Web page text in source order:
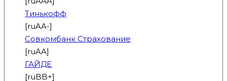
Тинькофф
[ruAA-]
Совкомбанк Страхование
[ruAA]
ГАЙДЕ
[ruBB+]